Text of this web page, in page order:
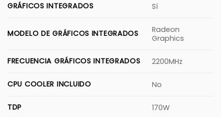
GRÁFICOS INTEGRADOS Sí
MODELO DE GRÁFICOS INTEGRADOS
Radeon
Graphics
FRECUENCIA GRÁFICOS INTEGRADOS 2200MHz
CPU COOLER INCLUIDO No
TDP 170W